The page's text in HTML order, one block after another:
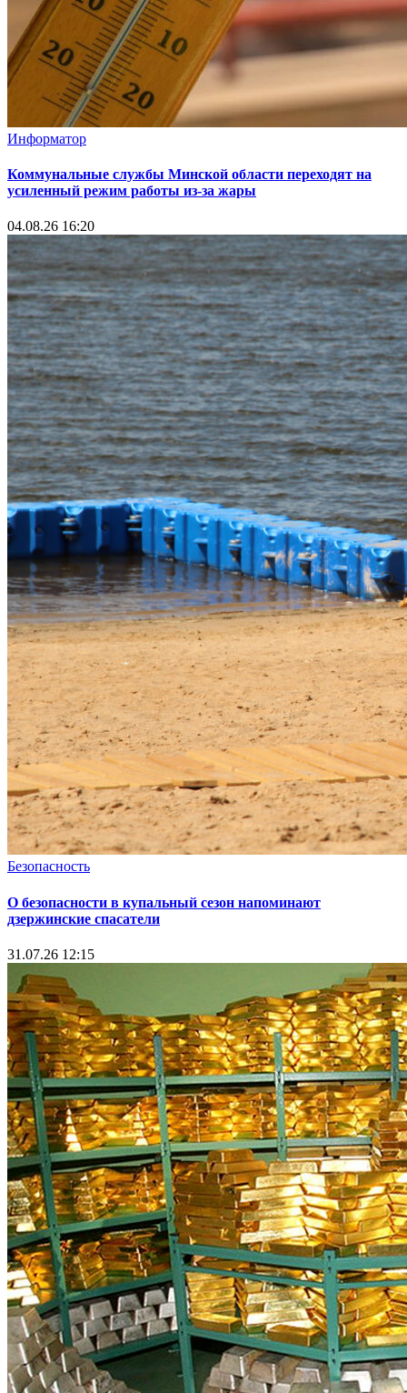
Информатор
Коммунальные службы Минской области переходят на
усиленный режим работы из-за жары
04.08.26 16:20
Безопасность
О безопасности в купальный сезон напоминают
дзержинские спасатели
31.07.26 12:15